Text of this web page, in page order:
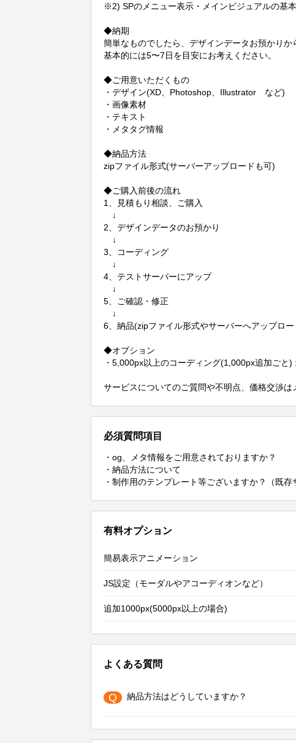
※2) SPのメニュー表示・メインビジュアルの基
◆納期
簡単なものでしたら、デザインデータお預かりか
基本的には5〜7日を目安にお考えください。
◆ご用意いただくもの
・デザイン(XD、Photoshop、Illustrator　など)
・画像素材
・テキスト
・メタタグ情報
◆納品方法
zipファイル形式(サーバーアップロードも可)
◆ご購入前後の流れ
1、見積もり相談、ご購入
↓
2、デザインデータのお預かり
↓
3、コーディング
↓
4、テストサーバーにアップ
↓
5、ご確認・修正
↓
6、納品(zipファイル形式やサーバーへアップロー
◆オプション
・5,000px以上のコーディング(1,000px追加ごと)
サービスについてのご質問や不明点、価格交渉は
必須質問項目
・og、メタ情報をご用意されておりますか？
・納品方法について
・制作用のテンプレート等ございますか？（既存
有料オプション
簡易表示アニメーション
JS設定（モーダルやアコーディオンなど）
追加1000px(5000px以上の場合)
よくある質問
Q 納品方法はどうしていますか？